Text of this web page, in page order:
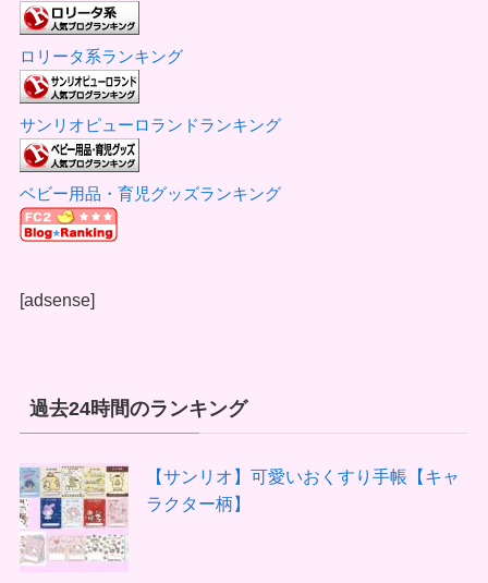
ロリータ系ランキング
サンリオピューロランドランキング
ベビー用品・育児グッズランキング
[adsense]
過去24時間のランキング
【サンリオ】可愛いおくすり手帳【キャ
ラクター柄】